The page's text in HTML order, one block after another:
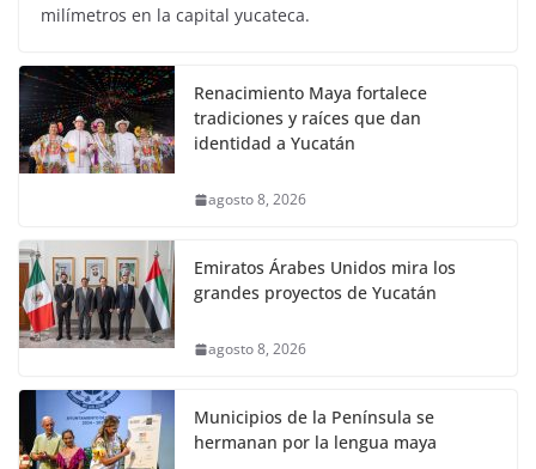
milímetros en la capital yucateca.
Renacimiento Maya fortalece
tradiciones y raíces que dan
identidad a Yucatán
agosto 8, 2026
Emiratos Árabes Unidos mira los
grandes proyectos de Yucatán
agosto 8, 2026
Municipios de la Península se
hermanan por la lengua maya